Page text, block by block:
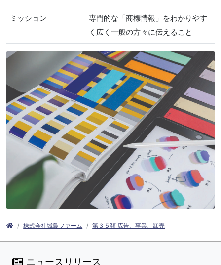
ミッション
専門的な「商標情報」をわかりやす
く広く一般の方々に伝えること
株式会社城島ファーム 第３５類 広告、事業、卸売
ニュースリリース